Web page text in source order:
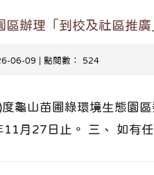
區辦理「到校及社區推廣
06-09 | 點閱數： 524
龜山苗圃綠環境生態園
月27日止。 三、 如有